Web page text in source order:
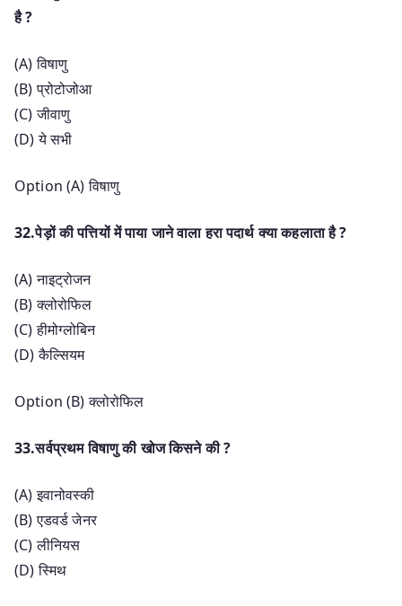
है ?
(A) विषाणु
(B) प्रोटोजोआ
(C) जीवाणु
(D) ये सभी
Option (A) विषाणु
32.पेड़ों की पत्तियों में पाया जाने वाला हरा पदार्थ क्या कहलाता है ?
(A) नाइट्रोजन
(B) क्लोरोफिल
(C) हीमोग्लोबिन
(D) कैल्सियम
Option (B) क्लोरोफिल
33.सर्वप्रथम विषाणु की खोज किसने की ?
(A) इवानोवस्की
(B) एडवर्ड जेनर
(C) लीनियस
(D) स्मिथ